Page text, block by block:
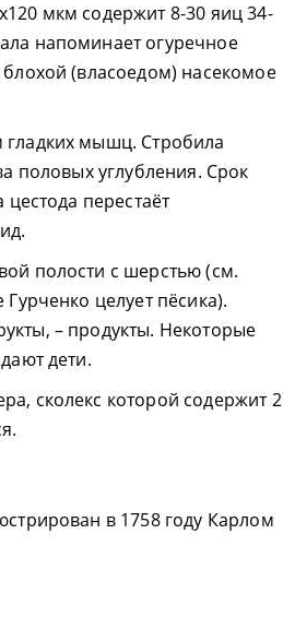
мкм содержит 8-30 яиц 34-
напоминает огуречное
(власоедом) насекомое
мышц. Стробила
половых углубления. Срок
перестаёт
полости с шерстью (см.
целует пёсика).
– продукты. Некоторые
дети.
сколекс которой содержит 2
в 1758 году Карлом